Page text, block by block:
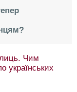
Чим
українських